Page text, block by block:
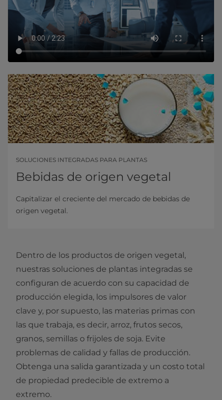
SOLUCIONES INTEGRADAS PARA PLANTAS
Bebidas de origen vegetal
Capitalizar el creciente del mercado de bebidas de
origen vegetal.
Dentro de los productos de origen vegetal,
nuestras soluciones de plantas integradas se
configuran de acuerdo con su capacidad de
producción elegida, los impulsores de valor
clave y, por supuesto, las materias primas con
las que trabaja, es decir, arroz, frutos secos,
granos, semillas o frijoles de soja. Evite
problemas de calidad y fallas de producción.
Obtenga una salida garantizada y un costo total
de propiedad predecible de extremo a
extremo.